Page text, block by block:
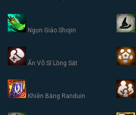
Ngọn Giáo Shojin
Ấn Võ Sĩ Lồng Sắt
Khiên Băng Randuin